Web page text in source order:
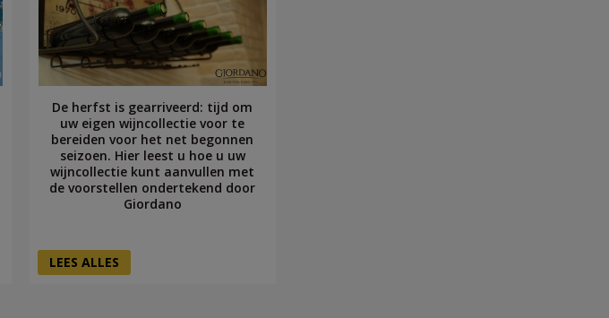
De herfst is gearriveerd: tijd om
uw eigen wijncollectie voor te
bereiden voor het net begonnen
seizoen. Hier leest u hoe u uw
wijncollectie kunt aanvullen met
de voorstellen ondertekend door
Giordano
LEES ALLES